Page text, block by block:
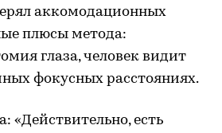
аккомодационных
плюсы метода:
глаза, человек видит
фокусных расстояниях.
«Действительно, есть